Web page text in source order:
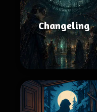
Changeling